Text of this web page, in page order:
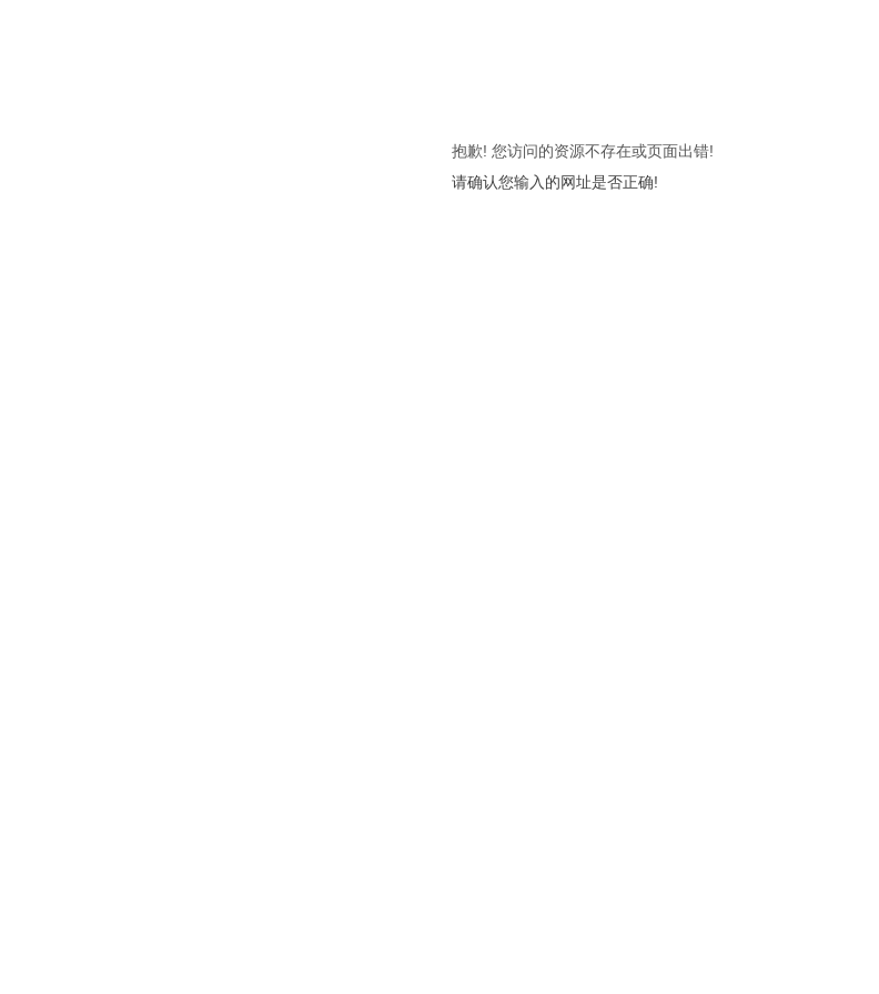
抱歉! 您访问的资源不存在或页面出错!
请确认您输入的网址是否正确!